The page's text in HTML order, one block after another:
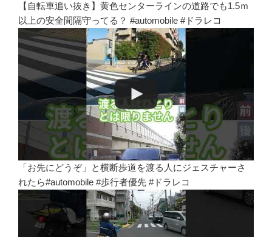
【自転車追い抜き】黄色センターラインの道路でも1.5ｍ
以上の安全間隔守ってる？ #automobile #ドラレコ
「お先にどうぞ」と横断歩道を渡る人にジェスチャーさ
れたら#automobile #歩行者優先 #ドラレコ